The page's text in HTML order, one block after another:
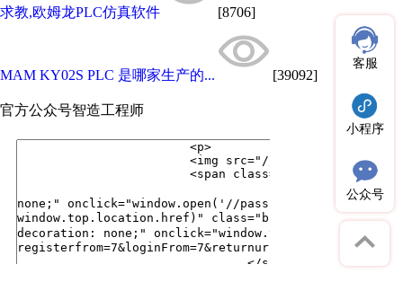
求教,欧姆龙PLC仿真软件 [8706]
MAM KY02S PLC 是哪家生产的... [39092]
官方公众号智造工程师
客服
小程序
公众号